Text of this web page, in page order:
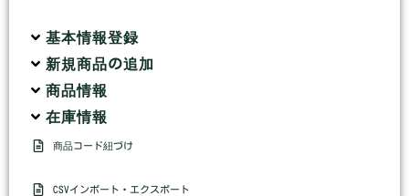
基本情報登録
新規商品の追加
商品情報
在庫情報
商品コード紐づけ
CSVインポート・エクスポート